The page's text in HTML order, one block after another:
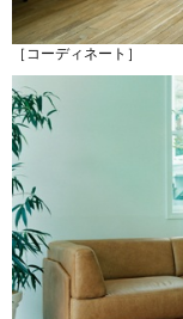
［コーディネート］